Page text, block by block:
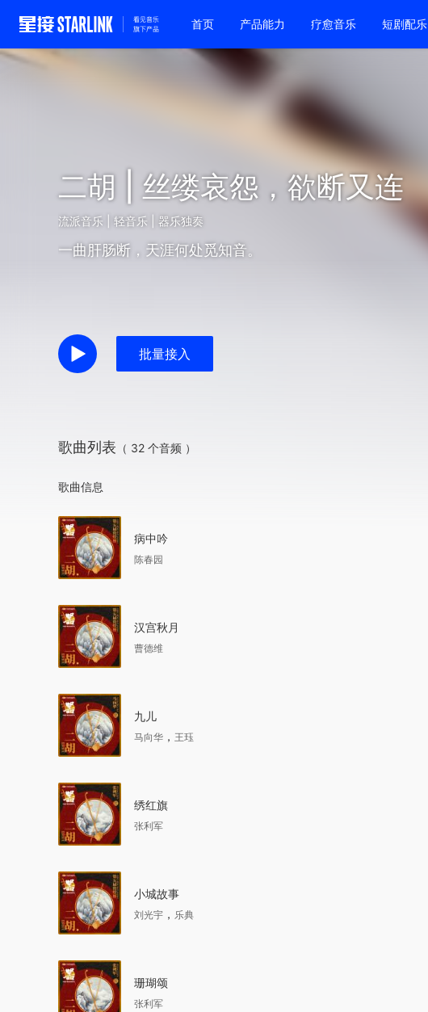
首页 产品能力 疗愈音乐 短剧配乐
二胡 | 丝缕哀怨，欲断又连
流派音乐 | 轻音乐 | 器乐独奏
一曲肝肠断，天涯何处觅知音。
批量接入
歌曲列表 （ 32 个音频 ）
歌曲信息
病中吟
陈春园
汉宫秋月
曹德维
九儿
马向华 ， 王珏
绣红旗
张利军
小城故事
刘光宇 ， 乐典
珊瑚颂
张利军